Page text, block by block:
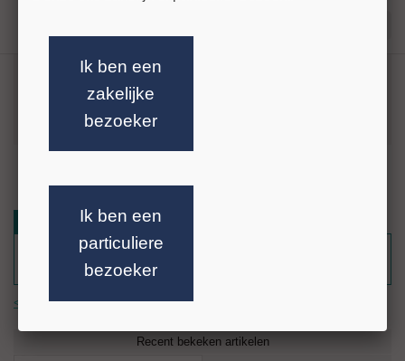
Vingerfrees "speed master" diameter Ø20
mm, h=35 mm. Aansluiting 1/2" gas, Grijs
<< terug
Recent bekeken artikelen
Ik ben een
zakelijke
bezoeker
Ik ben een
particuliere
bezoeker